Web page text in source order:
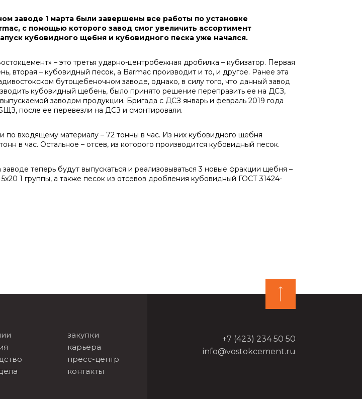
заводе 1 марта были завершены все работы по установке
с помощью которого завод смог увеличить ассортимент
кубовидного щебня и кубовидного песка уже начался.
– это третья ударно-центробежная дробилка – кубизатор. Первая
вторая – кубовидный песок, а Barmac производит и то, и другое. Ранее эта
бутощебеночном заводе, однако, в силу того, что данный завод
кубовидный щебень, было принято решение переправить ее на ДСЗ,
заводом продукции. Бригада с ДСЗ январь и февраль 2019 года
после ее перевезли на ДСЗ и смонтировали.
по входящему материалу – 72 тонны в час. Из них кубовидного щебня
в час. Остальное – отсев, из которого производится кубовидный песок.
теперь будут выпускаться и реализовываться 3 новые фракции щебня –
5х20 1 группы, а также песок из отсевов дробления кубовидный ГОСТ 31424-
закупки
карьера
пресс-центр
контакты
+7 (423) 234 50 50
info@vostokcement.ru